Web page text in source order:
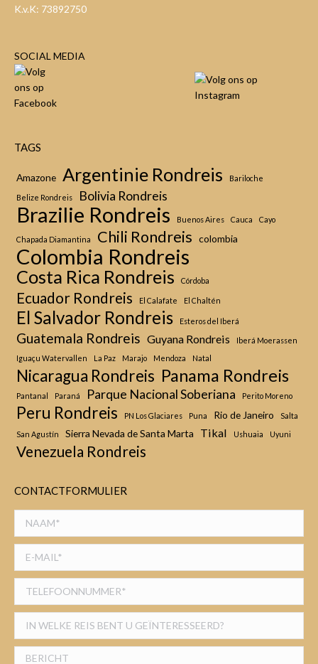
K.v.K: 73892750
SOCIAL MEDIA
TAGS
Amazone Argentinie Rondreis Bariloche
Belize Rondreis Bolivia Rondreis
Brazilie Rondreis Buenos Aires Cauca Cayo
Chapada Diamantina Chili Rondreis colombia
Colombia Rondreis
Costa Rica Rondreis Córdoba
Ecuador Rondreis El Calafate El Chaltén
El Salvador Rondreis Esteros del Iberá
Guatemala Rondreis Guyana Rondreis
Iberá Moerassen
Iguaçu Watervallen
La Paz Marajo Mendoza Natal
Nicaragua Rondreis Panama Rondreis
Pantanal Paraná Parque Nacional Soberiana Perito Moreno
Peru Rondreis PN Los Glaciares Puna Rio de Janeiro
Salta
San Agustín
Sierra Nevada de Santa Marta Tikal Ushuaia Uyuni
Venezuela Rondreis
CONTACTFORMULIER